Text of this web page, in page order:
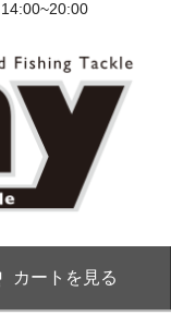
カートを見る